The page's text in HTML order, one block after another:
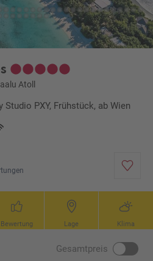
Atoll
Studio PXY, Frühstück, ab Wien
Bewertung Lage Klima
Gesamtpreis